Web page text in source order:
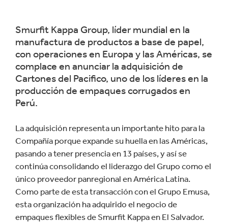
Smurfit Kappa Group, líder mundial en la
manufactura de productos a base de papel,
con operaciones en Europa y las Américas, se
complace en anunciar la adquisición de
Cartones del Pacifico, uno de los líderes en la
producción de empaques corrugados en
Perú.
La adquisición representa un importante hito para la
Compañía porque expande su huella en las Américas,
pasando a tener presencia en 13 países, y así se
continúa consolidando el liderazgo del Grupo como el
único proveedor panregional en América Latina.
Como parte de esta transacción con el Grupo Emusa,
esta organización ha adquirido el negocio de
empaques flexibles de Smurfit Kappa en El Salvador.